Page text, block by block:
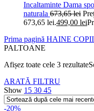
Incaltaminte Dama
naturala 673,65lei
673,65 lei.499,00 lei
Prima pagină HAINE COPII
PALTOANE
Afișez toate cele 3 rezultate
ARATĂ FILTRU
Show 15 30 45
-20%